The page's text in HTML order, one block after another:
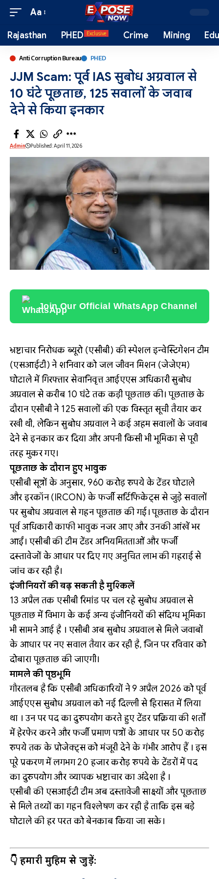
Aa
Rajasthan PHED Exclusive Crime Mining
Anti Corruption Bureau PHED
JJM Scam: पूर्व IAS सुबोध अग्रवाल से
10 घंटे पूछताछ, 125 सवालों के जवाब
देने से किया इनकार
Admin Published: April 11, 2026
Join Our Official WhatsApp Channel
भ्रष्टाचार निरोधक ब्यूरो (एसीबी) की स्पेशल इन्वेस्टिगेशन टीम
(एसआईटी) ने शनिवार को जल जीवन मिशन (जेजेएम)
घोटाले में गिरफ्तार सेवानिवृत्त आईएएस अधिकारी सुबोध
अग्रवाल से करीब 10 घंटे तक कड़ी पूछताछ की। पूछताछ के
दौरान एसीबी ने 125 सवालों की एक विस्तृत सूची तैयार कर
रखी थी, लेकिन सुबोध अग्रवाल ने कई अहम सवालों के जवाब
देने से इनकार कर दिया और अपनी किसी भी भूमिका से पूरी
तरह मुकर गए।
पूछताछ के दौरान हुए भावुक
एसीबी सूत्रों के अनुसार, 960 करोड़ रुपये के टेंडर घोटाले
और इरकॉन (IRCON) के फर्जी सर्टिफिकेट्स से जुड़े सवालों
पर सुबोध अग्रवाल से गहन पूछताछ की गई। पूछताछ के दौरान
पूर्व अधिकारी काफी भावुक नजर आए और उनकी आंखें भर
आईं। एसीबी की टीम टेंडर अनियमितताओं और फर्जी
दस्तावेजों के आधार पर दिए गए अनुचित लाभ की गहराई से
जांच कर रही है।
इंजीनियरों की बढ़ सकती है मुश्किलें
13 अप्रैल तक एसीबी रिमांड पर चल रहे सुबोध अग्रवाल से
पूछताछ में विभाग के कई अन्य इंजीनियरों की संदिग्ध भूमिका
भी सामने आई है । एसीबी अब सुबोध अग्रवाल से मिले जवाबों
के आधार पर नए सवाल तैयार कर रही है, जिन पर रविवार को
दोबारा पूछताछ की जाएगी।
मामले की पृष्ठभूमि
गौरतलब है कि एसीबी अधिकारियों ने 9 अप्रैल 2026 को पूर्व
आईएएस सुबोध अग्रवाल को नई दिल्ली से हिरासत में लिया
था । उन पर पद का दुरुपयोग करते हुए टेंडर प्रक्रिया की शर्तों
में हेरफेर करने और फर्जी प्रमाण पत्रों के आधार पर 50 करोड़
रुपये तक के प्रोजेक्ट्स को मंजूरी देने के गंभीर आरोप हैं । इस
पूरे प्रकरण में लगभग 20 हजार करोड़ रुपये के टेंडरों में पद
का दुरुपयोग और व्यापक भ्रष्टाचार का अंदेशा है ।
एसीबी की एसआईटी टीम अब दस्तावेजी साक्ष्यों और पूछताछ
से मिले तथ्यों का गहन विश्लेषण कर रही है ताकि इस बड़े
घोटाले की हर परत को बेनकाब किया जा सके।
👇 हमारी मुहिम से जुड़ें: